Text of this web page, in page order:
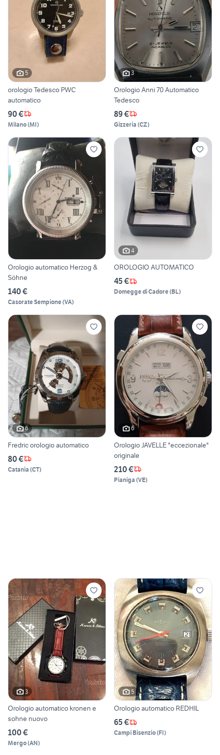
5
orologio Tedesco PWC
automatico
90 €
Milano(MI)
3
Orologio Anni 70 Automatico
Tedesco
89 €
Gizzeria (CZ)
Orologio automatico Herzog &
Söhne
140 €
Casorate Sempione(VA)
4
OROLOGIO AUTOMATICO
45 €
Domegge di Cadore(BL)
6
Fredric orologio automatico
80 €
Catania (CT)
6
Orologio JAVELLE "eccezionale"
originale
210 €
Pianiga (VE)
3
Orologio automatico kronen e
sohne nuovo
100 €
Mergo(AN)
5
Orologio automatico REDHIL
65 €
Campi Bisenzio(FI)